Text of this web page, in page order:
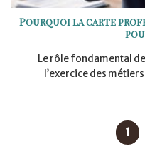
Pourquoi la carte
Le rôle fondamental
l’exercice des
1